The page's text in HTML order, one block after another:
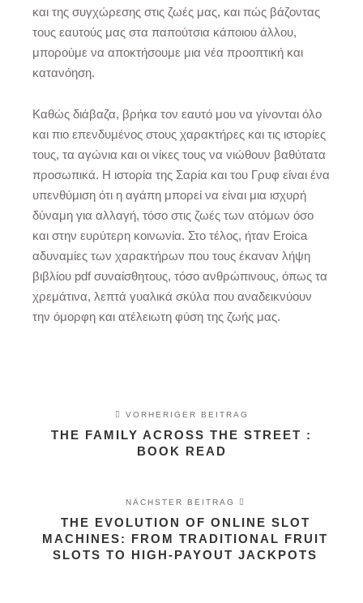
και της συγχώρεσης στις ζωές μας, και πώς βάζοντας
τους εαυτούς μας στα παπούτσια κάποιου άλλου,
μπορούμε να αποκτήσουμε μια νέα προοπτική και
κατανόηση.
Καθώς διάβαζα, βρήκα τον εαυτό μου να γίνονται όλο
και πιο επενδυμένος στους χαρακτήρες και τις ιστορίες
τους, τα αγώνια και οι νίκες τους να νιώθουν βαθύτατα
προσωπικά. Η ιστορία της Σαρία και του Γρυφ είναι ένα
υπενθύμιση ότι η αγάπη μπορεί να είναι μια ισχυρή
δύναμη για αλλαγή, τόσο στις ζωές των ατόμων όσο
και στην ευρύτερη κοινωνία. Στο τέλος, ήταν Eroica
αδυναμίες των χαρακτήρων που τους έκαναν λήψη
βιβλίου pdf συναίσθητους, τόσο ανθρώπινους, όπως τα
χρεμάτινα, λεπτά γυαλικά σκύλα που αναδεικνύουν
την όμορφη και ατέλειωτη φύση της ζωής μας.
VORHERIGER BEITRAG
THE FAMILY ACROSS THE STREET :
BOOK READ
NÄCHSTER BEITRAG
THE EVOLUTION OF ONLINE SLOT
MACHINES: FROM TRADITIONAL FRUIT
SLOTS TO HIGH-PAYOUT JACKPOTS